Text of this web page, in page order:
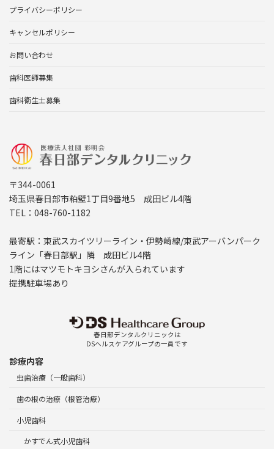
プライバシーポリシー
キャンセルポリシー
お問い合わせ
歯科医師募集
歯科衛生士募集
〒344-0061
埼玉県春日部市粕壁1丁目9番地5 成田ビル4階
TEL：048-760-1182
最寄駅：東武スカイツリーライン・伊勢崎線/東武アーバンパーク
ライン「春日部駅」隣 成田ビル4階
1階にはマツモトキヨシさんが入られています
提携駐車場あり
春日部デンタルクリニックは
DSヘルスケアグループの一員です
診療内容
虫歯治療（一般歯科）
歯の根の治療（根管治療）
小児歯科
かすでん式小児歯科